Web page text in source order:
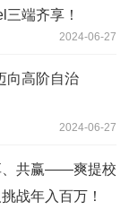
端齐享！
2024-06-27
向高阶自治
2024-06-27
、共赢——爽提校
战年入百万！